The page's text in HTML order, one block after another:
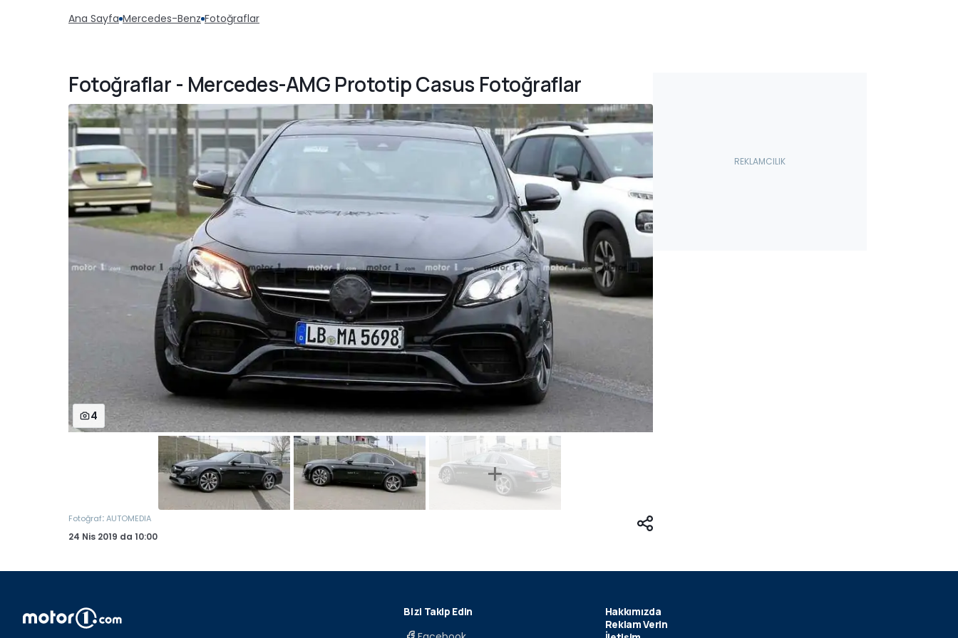
Ana Sayfa Mercedes-Benz Fotoğraflar
Fotoğraflar - Mercedes-AMG Prototip Casus Fotoğraflar
4
Fotoğraf:AUTOMEDIA
24 Nis 2019 da 10:00
Bizi Takip Edin
Hakkımızda
Reklam Verin